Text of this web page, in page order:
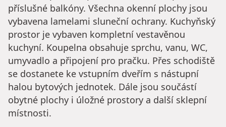
příslušné balkóny. Všechna okenní plochy jsou
vybavena lamelami sluneční ochrany. Kuchyňský
prostor je vybaven kompletní vestavěnou
kuchyní. Koupelna obsahuje sprchu, vanu, WC,
umyvadlo a připojení pro pračku. Přes schodiště
se dostanete ke vstupním dveřím s nástupní
halou bytových jednotek. Dále jsou součástí
obytné plochy i úložné prostory a další sklepní
místnosti.